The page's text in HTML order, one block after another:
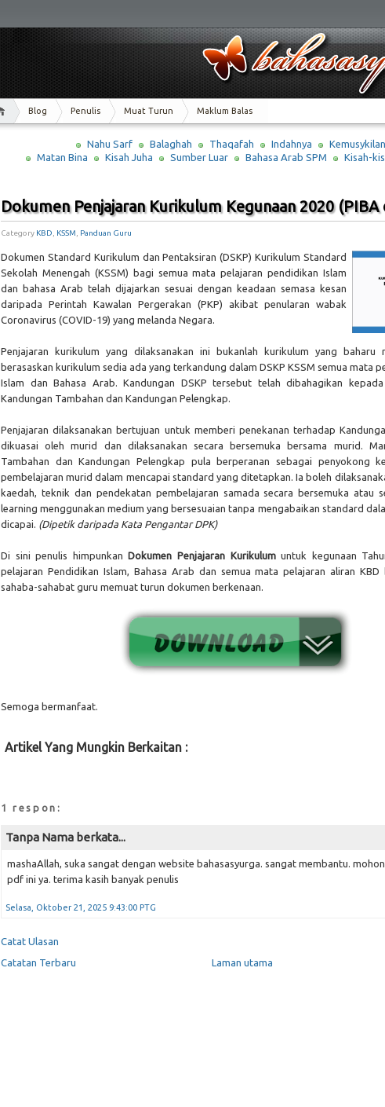
Blog Penulis Muat Turun Maklum Balas
Nahu Sarf Balaghah Thaqafah Indahnya
Kemusykilan
Matan Bina
Kisah Juha Sumber Luar Bahasa Arab SPM Kisah-
Dokumen Penjajaran Kurikulum Kegunaan 2020 (PIBA
Category KBD KSSM Panduan Guru
Dokumen Standard Kurikulum dan Pentaksiran (DSKP) Kurikulum Standard
Sekolah Menengah (KSSM) bagi semua mata pelajaran pendidikan Islam
dan bahasa Arab telah dijajarkan sesuai dengan keadaan semasa kesan
daripada Perintah Kawalan Pergerakan (PKP) akibat penularan wabak
Coronavirus (COVID-19) yang melanda Negara.
Penjajaran kurikulum yang dilaksanakan ini bukanlah kurikulum yang baharu
berasaskan kurikulum sedia ada yang terkandung dalam DSKP KSSM semua mata
Islam dan Bahasa Arab. Kandungan DSKP tersebut telah dibahagikan kepada
Kandungan Tambahan dan Kandungan Pelengkap.
Penjajaran dilaksanakan bertujuan untuk memberi penekanan terhadap
dikuasai oleh murid dan dilaksanakan secara bersemuka bersama murid.
Tambahan dan Kandungan Pelengkap pula berperanan sebagai penyokong
pembelajaran murid dalam mencapai standard yang ditetapkan. Ia boleh
kaedah, teknik dan pendekatan pembelajaran samada secara bersemuka atau
learning menggunakan medium yang bersesuaian tanpa mengabaikan standard
dicapai. (Dipetik daripada Kata Pengantar DPK)
Di sini penulis himpunkanDokumen Penjajaran Kurikulumuntuk kegunaan
pelajaran Pendidikan Islam, Bahasa Arab dan semua mata pelajaran aliran KBD
sahaba-sahabat guru memuat turun dokumen berkenaan.
Semoga bermanfaat.
Artikel Yang Mungkin Berkaitan :
1 respon:
Tanpa Nama berkata...
mashaAllah, suka sangat dengan website bahasasyurga. sangat membantu.
pdf ini ya. terima kasih banyak penulis
Selasa, Oktober 21, 2025 9:43:00 PTG
Catat Ulasan
Catatan Terbaru
Laman utama